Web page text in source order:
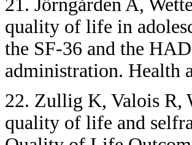
21. Jörngården A,
quality of life in
the SF-36 and the
administration. Health
22. Zullig K, Valois R,
quality of life and